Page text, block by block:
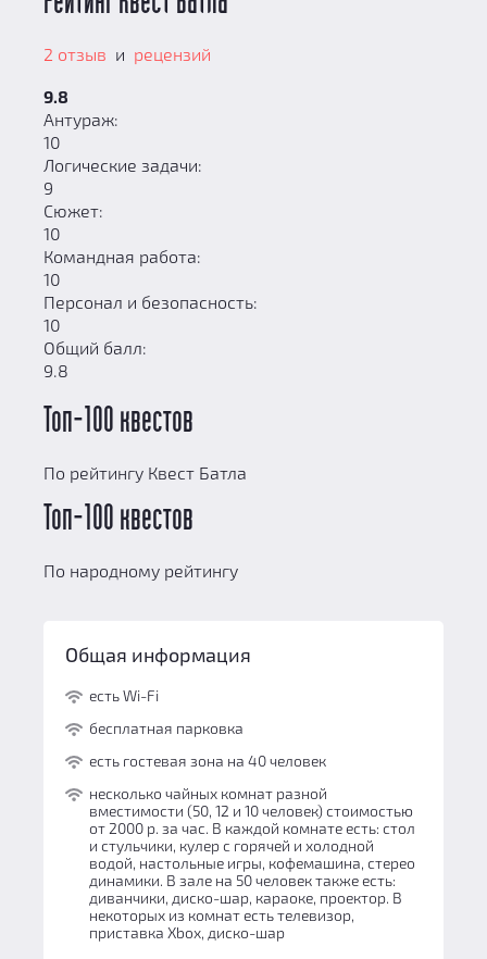
2 отзыв и рецензий
9.8
Антураж:
10
Логические задачи:
9
Сюжет:
10
Командная работа:
10
Персонал и безопасность:
10
Общий балл:
9.8
Топ-100 квестов
По рейтингу Квест Батла
Топ-100 квестов
По народному рейтингу
Общая информация
есть Wi-Fi
бесплатная парковка
есть гостевая зона на 40 человек
несколько чайных комнат разной
вместимости (50, 12 и 10 человек) стоимостью
от 2000 р. за час. В каждой комнате есть: стол
и стульчики, кулер с горячей и холодной
водой, настольные игры, кофемашина, стерео
динамики. В зале на 50 человек также есть:
диванчики, диско-шар, караоке, проектор. В
некоторых из комнат есть телевизор,
приставка Xbox, диско-шар